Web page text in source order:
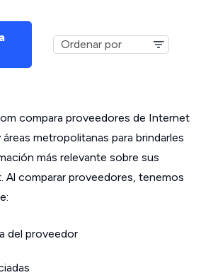
compara proveedores de Internet
metropolitanas para brindarles
más relevante sobre sus
comparar proveedores, tenemos
del proveedor